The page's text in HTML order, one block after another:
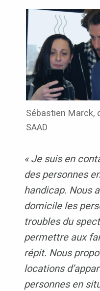
Sébastien Marck,
SAAD
« Je suis en
des personnes
handicap. Nous
domicile les
troubles du
permettre aux
répit. Nous
locations
personnes en